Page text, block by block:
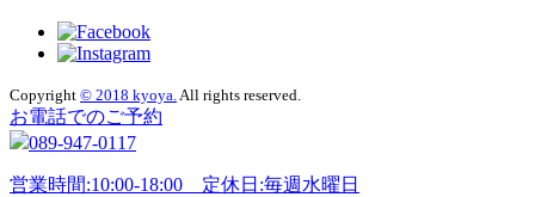
Copyright © 2018 kyoya.All rights reserved.
お電話でのご予約
089-947-0117
営業時間:10:00-18:00 定休日:毎週水曜日